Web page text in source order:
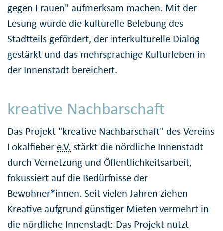
gegen Frauen" aufmerksam machen. Mit der
Lesung wurde die kulturelle Belebung des
Stadtteils gefördert, der inter­kulturelle Dialog
gestärkt und das mehr­sprachige Kulturleben in
der Innenstadt bereichert.
kreative Nachbarschaft
Das Projekt "kreative Nachbarschaft" des Vereins
Lokalfieber e.V. stärkt die nördliche Innenstadt
durch Vernetzung und Öffentlich­keits­arbeit,
fokussiert auf die Bedürfnisse der
Bewohner*innen. Seit vielen Jahren ziehen
Kreative aufgrund günstiger Mieten vermehrt in
die nördliche Innenstadt: Das Projekt nutzt